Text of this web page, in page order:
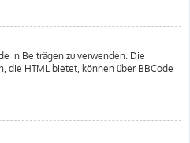
in Beiträgen zu verwenden. Die
die HTML bietet, können über BBCode